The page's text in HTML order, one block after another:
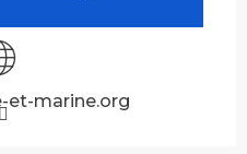
et-marine.org